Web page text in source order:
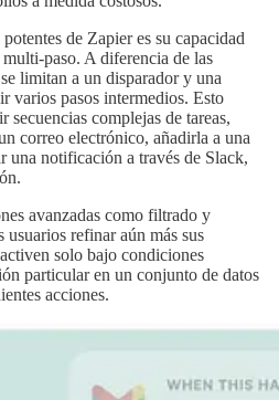
de Zapier es su capacidad
paso. A diferencia de las
limitan a un disparador y una
varios pasos intermedios. Esto
secuencias complejas de tareas,
correo electrónico, añadirla a una
una notificación a través de Slack,
avanzadas como filtrado y
refinar aún más sus
solo bajo condiciones
particular en un conjunto de datos
acciones.